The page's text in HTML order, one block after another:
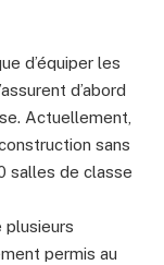
d’équiper les
d’abord
Actuellement,
sans
salles de classe
plusieurs
permis au